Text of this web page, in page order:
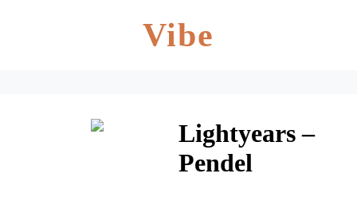
Vibe
Lightyears –
Pendel